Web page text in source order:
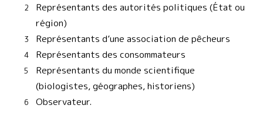
Représentants des autorités politiques (État ou
région)
Représentants d’une association de pêcheurs
Représentants des consommateurs
Représentants du monde scientifique
(biologistes, géographes, historiens)
Observateur.